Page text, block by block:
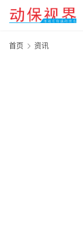
首页 资讯